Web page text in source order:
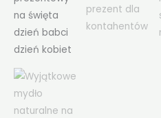
i
naturalne
mydło